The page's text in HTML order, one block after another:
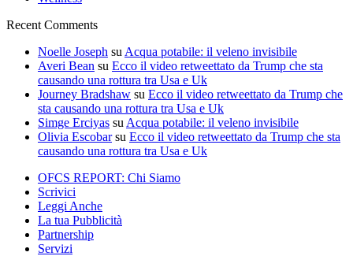
Recent Comments
Noelle Joseph su Acqua potabile: il veleno invisibile
Averi Bean su Ecco il video retweettato da Trump che sta
causando una rottura tra Usa e Uk
Journey Bradshaw su Ecco il video retweettato da Trump che
sta causando una rottura tra Usa e Uk
Simge Erciyas su Acqua potabile: il veleno invisibile
Olivia Escobarsu Ecco il video retweettato da Trump che sta
causando una rottura tra Usa e Uk
OFCS REPORT: Chi Siamo
Scrivici
Leggi Anche
La tua Pubblicità
Partnership
Servizi